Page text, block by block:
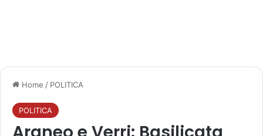
Home / POLITICA
POLITICA